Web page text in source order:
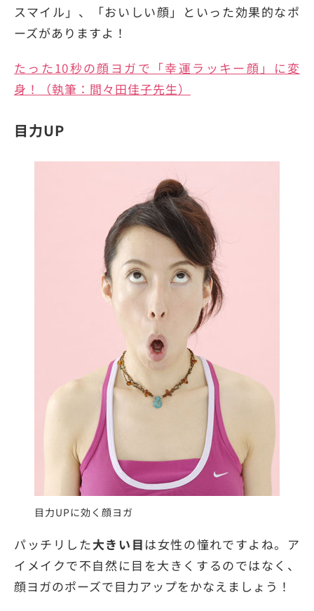
スマイル」、「おいしい顔」といった効果的なポ
ーズがありますよ！
たった10秒の顔ヨガで「幸運ラッキー顔」に変
身！（執筆：間々田佳子先生）
目力UP
目力UPに効く顔ヨガ
パッチリした大きい目 は女性の憧れですよね。ア
イメイクで不自然に目を大きくするのではなく、
顔ヨガのポーズで目力アップをかなえましょう！